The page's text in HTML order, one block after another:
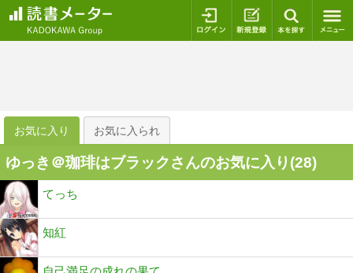
ログイン 新規登録
お気に入り お気に入られ
ゆっき＠珈琲はブラックさんのお気に入り(28)
てっち
知紅